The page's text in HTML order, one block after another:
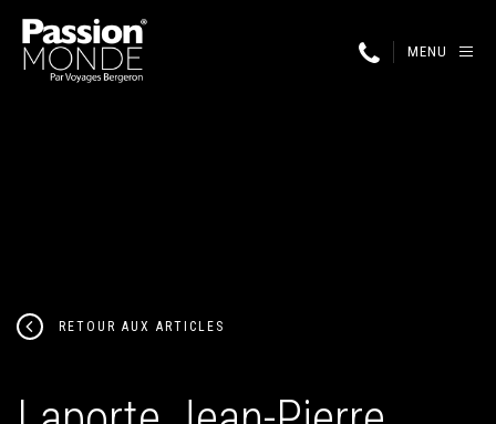
MENU
RETOUR AUX ARTICLES